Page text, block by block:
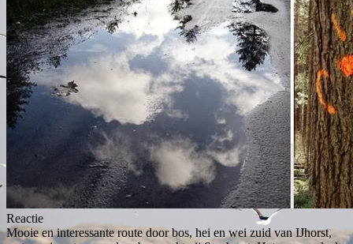
Reactie
Mooie en interessante route door bos, hei en wei zuid van IJhorst,